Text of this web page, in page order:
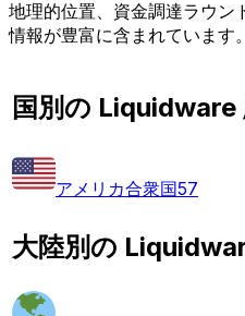
地理的位置、資金調達ラウン
情報が豊富に含まれています。
国別の Liquidware
アメリカ合衆国57
大陸別の